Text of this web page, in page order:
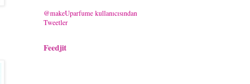
@makeUparfume kullanıcısından
Tweetler
Feedjit